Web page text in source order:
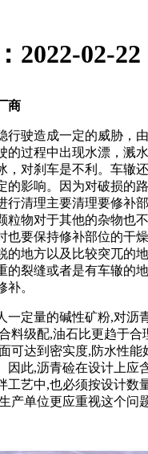
2022-02-22
商
行驶造成一定的威胁，
的过程中出现水漂，溅
，对刹车是不利。车辙
的影响。因为对破损的
行清理主要清理要修补
粒物对于其他的杂物也
也要保持修补部位的干
的地方以及比较突兀的
的裂缝或者是有车辙的
补。
一定量的碱性矿粉,对沥
料级配,油石比更趋于合
可达到密实度,防水性能
因此,沥青硷在设计上应
工艺中,也必须按设计数
产单位更应重视这个问题